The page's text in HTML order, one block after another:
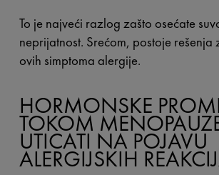
To je najveći razlog zašto osećate
neprijatnost. Srećom, postoje
ovih simptoma alergije.
HORMONSKE
TOKOM
UTICATI NA POJAVU
ALERGIJSKIH